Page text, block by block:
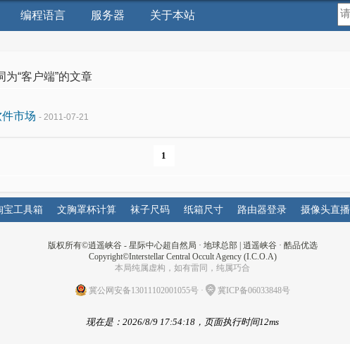
编程语言 服务器 关于本站
为“客户端”的文章
市场 - 2011-07-21
1
宝工具箱 文胸罩杯计算 袜子尺码 纸箱尺寸 路由器登录 摄像头直播
版权所有©逍遥峡谷 - 星际中心超自然局 · 地球总部| 逍遥峡谷· 酷品优选
Copyright©Interstellar Central Occult Agency (I.C.O.A)
本局纯属虚构，如有雷同，纯属巧合
冀公网安备13011102001055号· 冀ICP备06033848号
现在是：2026/8/9 17:54:18，页面执行时间12ms